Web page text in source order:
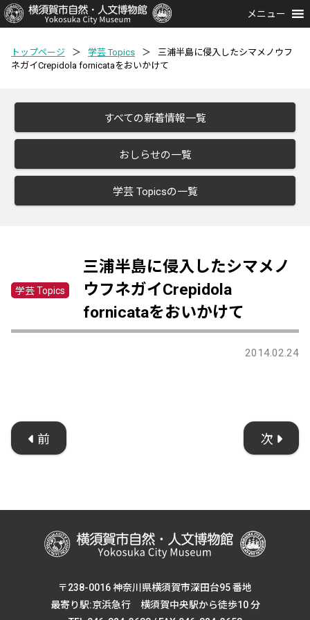
メニュー
トップページ ＞ 学芸 Topics ＞
三浦半島に侵入したシマメノウフ
ネガイCrepidola fornicataをおいかけて
すべての新着情報一覧
おしらせの一覧
学芸 Topicsの一覧
学芸 Topics
三浦半島に侵入したシマメノ
ウフネガイCrepidola
fornicataをおいかけて
2014.02.24
前 次
〒238-0016 神奈川県横須賀市深田台95 番地
最寄り駅:京浜急行 横須賀中央駅から徒歩10 分